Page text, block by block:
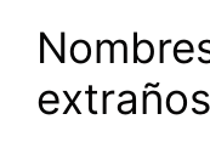
extraños